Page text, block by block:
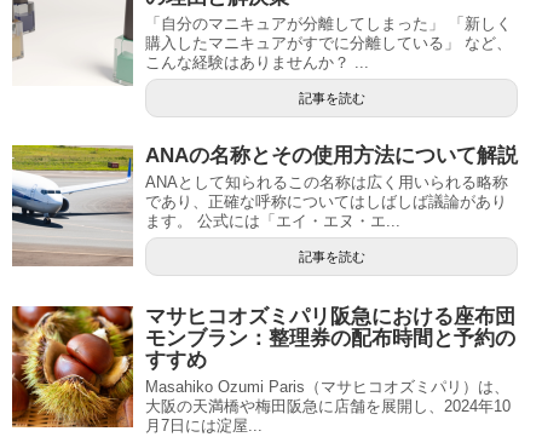
「自分のマニキュアが分離してしまった」 「新しく
購入したマニキュアがすでに分離している」 など、
こんな経験はありませんか？ ...
記事を読む
ANAの名称とその使用方法について解説
ANAとして知られるこの名称は広く用いられる略称
であり、正確な呼称についてはしばしば議論があり
ます。 公式には「エイ・エヌ・エ...
記事を読む
マサヒコオズミパリ阪急における座布団
モンブラン：整理券の配布時間と予約の
すすめ
Masahiko Ozumi Paris（マサヒコオズミパリ）は、
大阪の天満橋や梅田阪急に店舗を展開し、2024年10
月7日には淀屋...